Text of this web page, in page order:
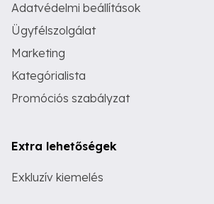
Adatvédelmi beállítások
Ügyfélszolgálat
Marketing
Kategórialista
Promóciós szabályzat
Extra lehetőségek
Exkluzív kiemelés